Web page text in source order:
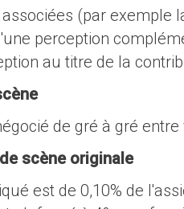
(par exemple
perception
au titre de la
de gré à gré
scène originale
est de 0,10% de